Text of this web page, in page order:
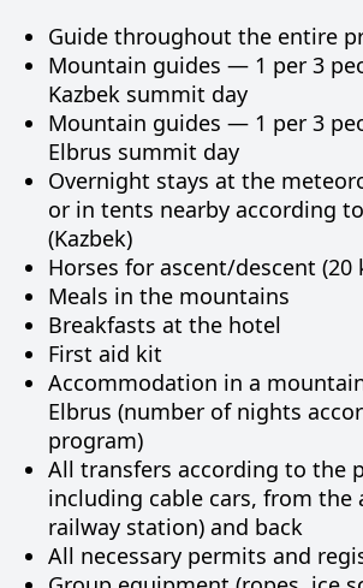
Guide throughout the entire
Mountain guides — 1 per 3
Kazbek summit day
Mountain guides — 1 per 3
Elbrus summit day
Overnight stays at the
or in tents nearby according
(Kazbek)
Horses for ascent/descent (20
Meals in the mountains
Breakfasts at the hotel
First aid kit
Accommodation in a
Elbrus (number of nights
program)
All transfers according to the
including cable cars, from the
railway station) and back
All necessary permits and